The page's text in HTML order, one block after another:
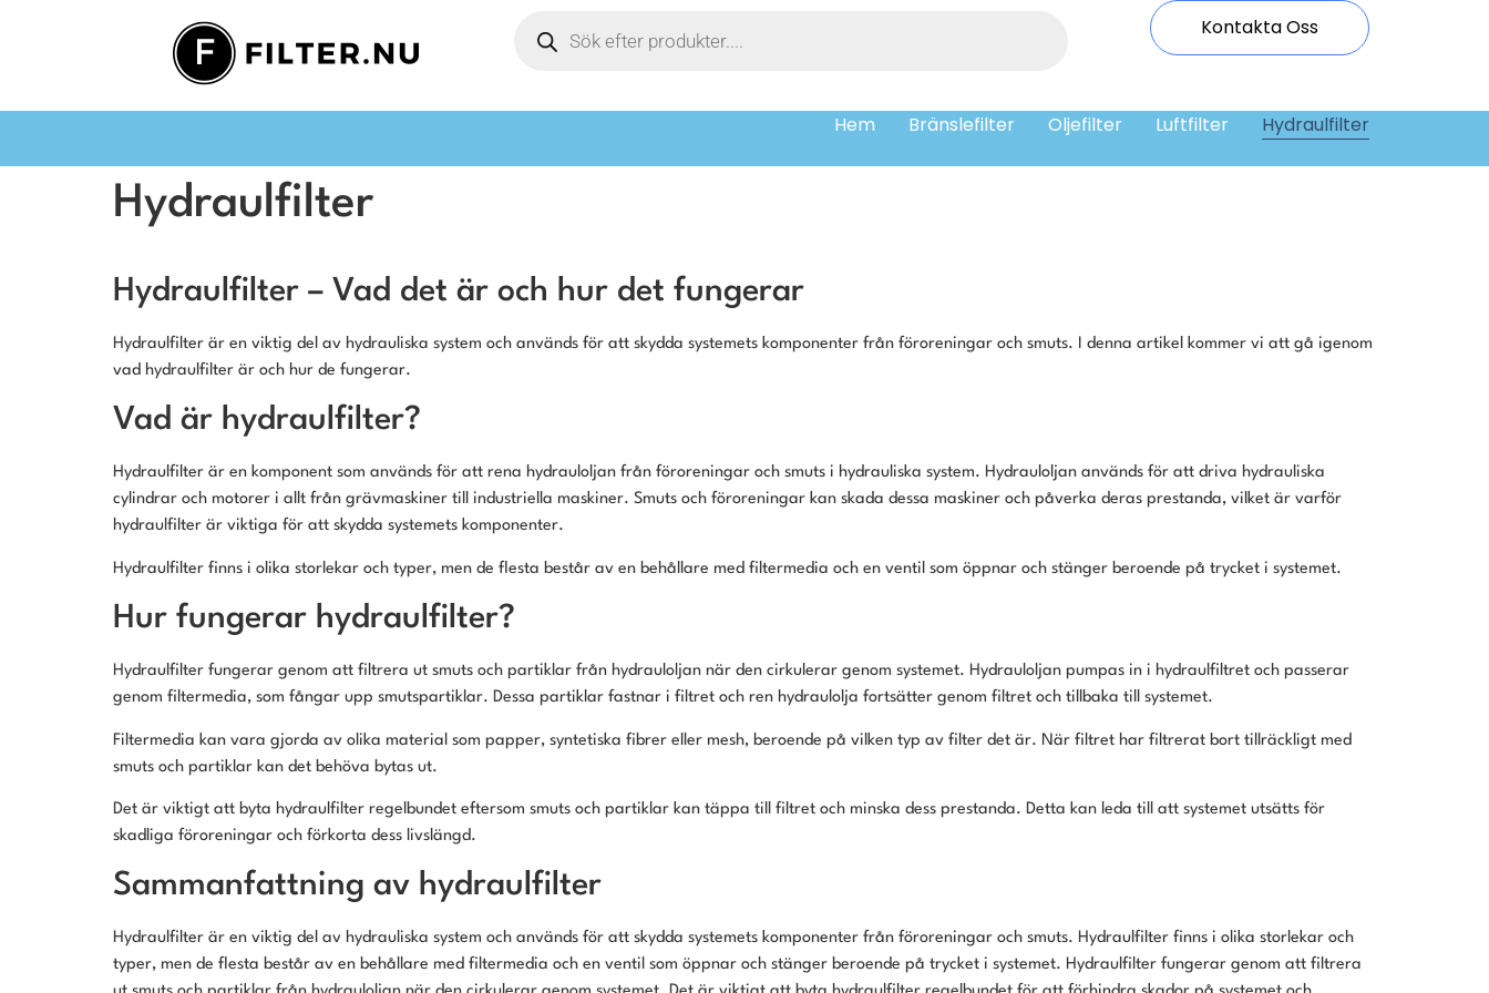
Kontakta Oss
Hem Bränslefilter Oljefilter Luftfilter Hydraulfilter
Hydraulfilter
Hydraulfilter – Vad det är och hur det fungerar
Hydraulfilter är en viktig del av hydrauliska system och används för att skydda systemets komponenter från föroreningar och smuts. I denna artikel kommer vi att gå igenom
vad hydraulfilter är och hur de fungerar.
Vad är hydraulfilter?
Hydraulfilter är en komponent som används för att rena hydrauloljan från föroreningar och smuts i hydrauliska system. Hydrauloljan används för att driva hydrauliska
cylindrar och motorer i allt från grävmaskiner till industriella maskiner. Smuts och föroreningar kan skada dessa maskiner och påverka deras prestanda, vilket är varför
hydraulfilter är viktiga för att skydda systemets komponenter.
Hydraulfilter finns i olika storlekar och typer, men de flesta består av en behållare med filtermedia och en ventil som öppnar och stänger beroende på trycket i systemet.
Hur fungerar hydraulfilter?
Hydraulfilter fungerar genom att filtrera ut smuts och partiklar från hydrauloljan när den cirkulerar genom systemet. Hydrauloljan pumpas in i hydraulfiltret och passerar
genom filtermedia, som fångar upp smutspartiklar. Dessa partiklar fastnar i filtret och ren hydraulolja fortsätter genom filtret och tillbaka till systemet.
Filtermedia kan vara gjorda av olika material som papper, syntetiska fibrer eller mesh, beroende på vilken typ av filter det är. När filtret har filtrerat bort tillräckligt med
smuts och partiklar kan det behöva bytas ut.
Det är viktigt att byta hydraulfilter regelbundet eftersom smuts och partiklar kan täppa till filtret och minska dess prestanda. Detta kan leda till att systemet utsätts för
skadliga föroreningar och förkorta dess livslängd.
Sammanfattning av hydraulfilter
Hydraulfilter är en viktig del av hydrauliska system och används för att skydda systemets komponenter från föroreningar och smuts. Hydraulfilter finns i olika storlekar och
typer, men de flesta består av en behållare med filtermedia och en ventil som öppnar och stänger beroende på trycket i systemet. Hydraulfilter fungerar genom att filtrera